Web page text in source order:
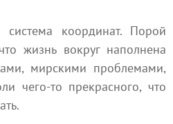
система координат. Порой
жизнь вокруг наполнена
мирскими проблемами,
чего‑то прекрасного, что